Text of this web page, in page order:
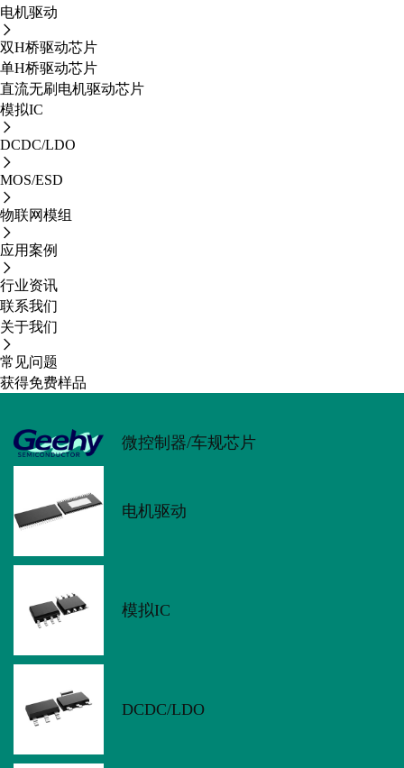
电机驱动
双H桥驱动芯片
单H桥驱动芯片
直流无刷电机驱动芯片
模拟IC
DCDC/LDO
MOS/ESD
物联网模组
应用案例
行业资讯
联系我们
关于我们
常见问题
获得免费样品
微控制器/车规芯片
电机驱动
模拟IC
DCDC/LDO